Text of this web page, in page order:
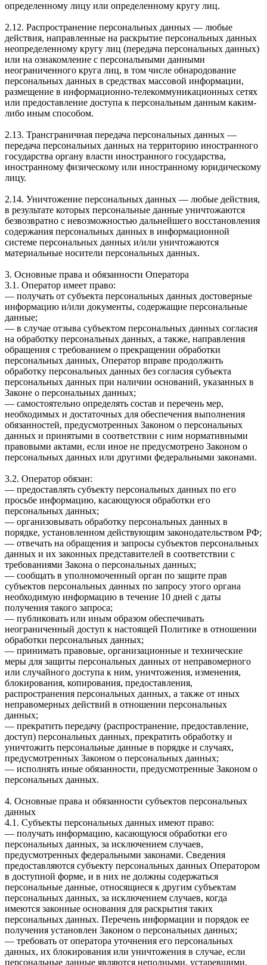
определенному лицу или определенному кругу лиц.
2.12. Распространение персональных данных — любые
действия, направленные на раскрытие персональных данных
неопределенному кругу лиц (передача персональных данных)
или на ознакомление с персональными данными
неограниченного круга лиц, в том числе обнародование
персональных данных в средствах массовой информации,
размещение в информационно-телекоммуникационных сетях
или предоставление доступа к персональным данным каким-
либо иным способом.
2.13. Трансграничная передача персональных данных —
передача персональных данных на территорию иностранного
государства органу власти иностранного государства,
иностранному физическому или иностранному юридическому
лицу.
2.14. Уничтожение персональных данных — любые действия,
в результате которых персональные данные уничтожаются
безвозвратно с невозможностью дальнейшего восстановления
содержания персональных данных в информационной
системе персональных данных и/или уничтожаются
материальные носители персональных данных.
3. Основные права и обязанности Оператора
3.1. Оператор имеет право:
— получать от субъекта персональных данных достоверные
информацию и/или документы, содержащие персональные
данные;
— в случае отзыва субъектом персональных данных согласия
на обработку персональных данных, а также, направления
обращения с требованием о прекращении обработки
персональных данных, Оператор вправе продолжить
обработку персональных данных без согласия субъекта
персональных данных при наличии оснований, указанных в
Законе о персональных данных;
— самостоятельно определять состав и перечень мер,
необходимых и достаточных для обеспечения выполнения
обязанностей, предусмотренных Законом о персональных
данных и принятыми в соответствии с ним нормативными
правовыми актами, если иное не предусмотрено Законом о
персональных данных или другими федеральными законами.
3.2. Оператор обязан:
— предоставлять субъекту персональных данных по его
просьбе информацию, касающуюся обработки его
персональных данных;
— организовывать обработку персональных данных в
порядке, установленном действующим законодательством РФ;
— отвечать на обращения и запросы субъектов персональных
данных и их законных представителей в соответствии с
требованиями Закона о персональных данных;
— сообщать в уполномоченный орган по защите прав
субъектов персональных данных по запросу этого органа
необходимую информацию в течение 10 дней с даты
получения такого запроса;
— публиковать или иным образом обеспечивать
неограниченный доступ к настоящей Политике в отношении
обработки персональных данных;
— принимать правовые, организационные и технические
меры для защиты персональных данных от неправомерного
или случайного доступа к ним, уничтожения, изменения,
блокирования, копирования, предоставления,
распространения персональных данных, а также от иных
неправомерных действий в отношении персональных
данных;
— прекратить передачу (распространение, предоставление,
доступ) персональных данных, прекратить обработку и
уничтожить персональные данные в порядке и случаях,
предусмотренных Законом о персональных данных;
— исполнять иные обязанности, предусмотренные Законом о
персональных данных.
4. Основные права и обязанности субъектов персональных
данных
4.1. Субъекты персональных данных имеют право:
— получать информацию, касающуюся обработки его
персональных данных, за исключением случаев,
предусмотренных федеральными законами. Сведения
предоставляются субъекту персональных данных Оператором
в доступной форме, и в них не должны содержаться
персональные данные, относящиеся к другим субъектам
персональных данных, за исключением случаев, когда
имеются законные основания для раскрытия таких
персональных данных. Перечень информации и порядок ее
получения установлен Законом о персональных данных;
— требовать от оператора уточнения его персональных
данных, их блокирования или уничтожения в случае, если
персональные данные являются неполными, устаревшими,